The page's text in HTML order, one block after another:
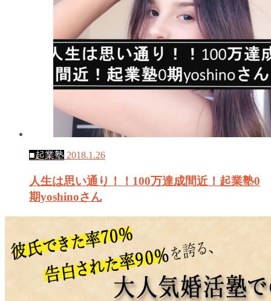
■起業塾 2018.1.26
人生は思い通り！！100万達成間近！起業塾0
期yoshinoさん